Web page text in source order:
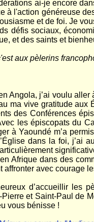
ai-je encore
à l'action généreuse
et de foi. Je
défis sociaux,
et des saints et
aux pèlerins
Angola, j’ai voulu
ma vive gratitude
des Conférences
les épiscopats du
à Yaoundé m’a
dans la foi, j’ai
Afrique dans des
affronter avec courage
d’accueillir les
et Saint-Paul de
vous bénisse !